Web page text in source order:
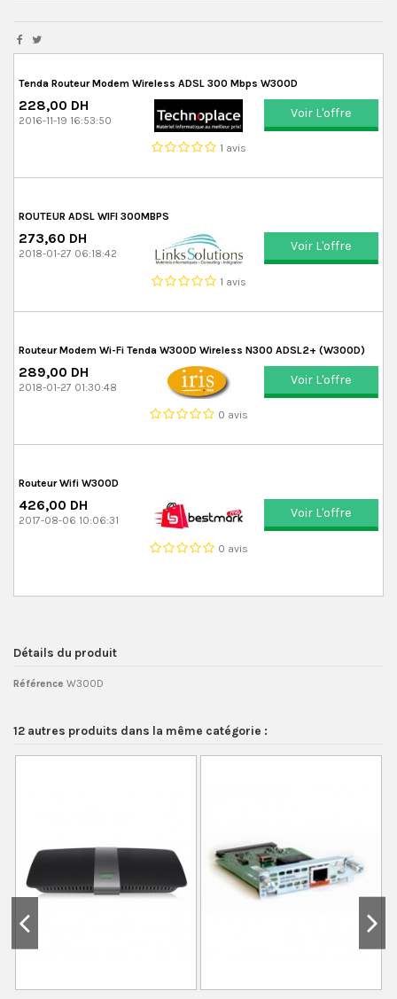
Tenda Routeur Modem Wireless ADSL 300 Mbps W300D
228,00 DH
2016-11-19 16:53:50
1 avis
Voir L'offre
ROUTEUR ADSL WIFI 300MBPS
273,60 DH
2018-01-27 06:18:42
1 avis
Voir L'offre
Routeur Modem Wi-Fi Tenda W300D Wireless N300 ADSL2+ (W300D)
289,00 DH
2018-01-27 01:30:48
0 avis
Voir L'offre
Routeur Wifi W300D
426,00 DH
2017-08-06 10:06:31
0 avis
Voir L'offre
Détails du produit
Référence W300D
12 autres produits dans la même catégorie :